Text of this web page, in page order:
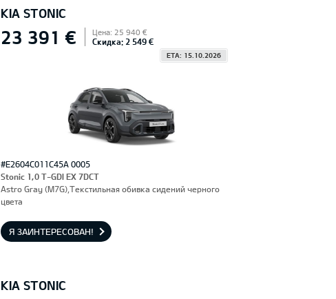
KIA STONIC
23 391 € Цена: 25 940 €
Скидка: 2 549 €
ETA: 15.10.2026
#E2604C011C45A 0005
Stonic 1,0 T-GDI EX 7DCT
Astro Gray (M7G),Текстильная обивка сидений черного
цвета
Я ЗАИНТЕРЕСОВАН!
KIA STONIC